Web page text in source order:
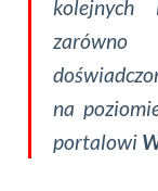
kolejnych
na
portalowi